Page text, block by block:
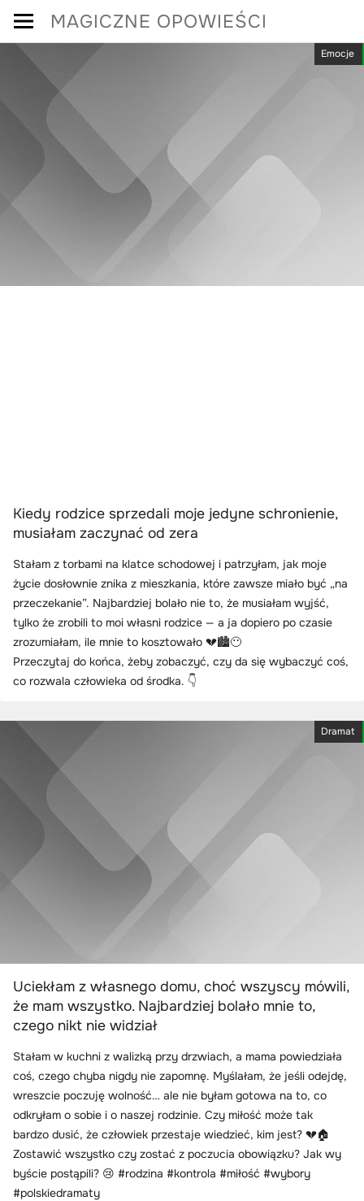
Skip
MAGICZNE OPOWIEŚCI
Emocje
Kiedy rodzice sprzedali moje jedyne schronienie,
musiałam zaczynać od zera
Stałam z torbami na klatce schodowej i patrzyłam, jak moje
życie dosłownie znika z mieszkania, które zawsze miało być „na
przeczekanie”. Najbardziej bolało nie to, że musiałam wyjść,
tylko że zrobili to moi własni rodzice — a ja dopiero po czasie
zrozumiałam, ile mnie to kosztowało 💔🏙️😶
Przeczytaj do końca, żeby zobaczyć, czy da się wybaczyć coś,
co rozwala człowieka od środka. 👇
Dramat
Uciekłam z własnego domu, choć wszyscy mówili,
że mam wszystko. Najbardziej bolało mnie to,
czego nikt nie widział
Stałam w kuchni z walizką przy drzwiach, a mama powiedziała
coś, czego chyba nigdy nie zapomnę. Myślałam, że jeśli odejdę,
wreszcie poczuję wolność… ale nie byłam gotowa na to, co
odkryłam o sobie i o naszej rodzinie. Czy miłość może tak
bardzo dusić, że człowiek przestaje wiedzieć, kim jest? 💔🏠
Zostawić wszystko czy zostać z poczucia obowiązku? Jak wy
byście postąpili? 😢 #rodzina #kontrola #miłość #wybory
#polskiedramaty